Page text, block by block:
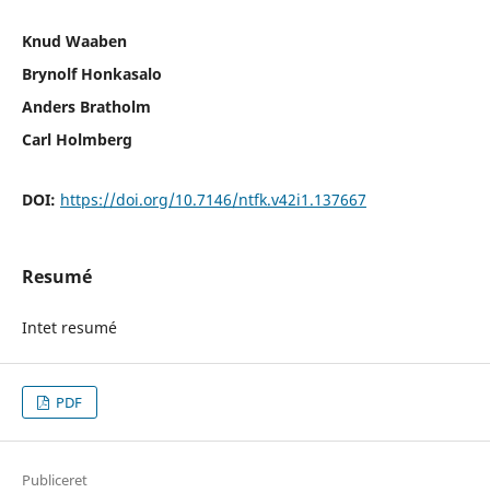
Knud Waaben
Brynolf Honkasalo
Anders Bratholm
Carl Holmberg
DOI: https://doi.org/10.7146/ntfk.v42i1.137667
Resumé
Intet resumé
PDF
Publiceret